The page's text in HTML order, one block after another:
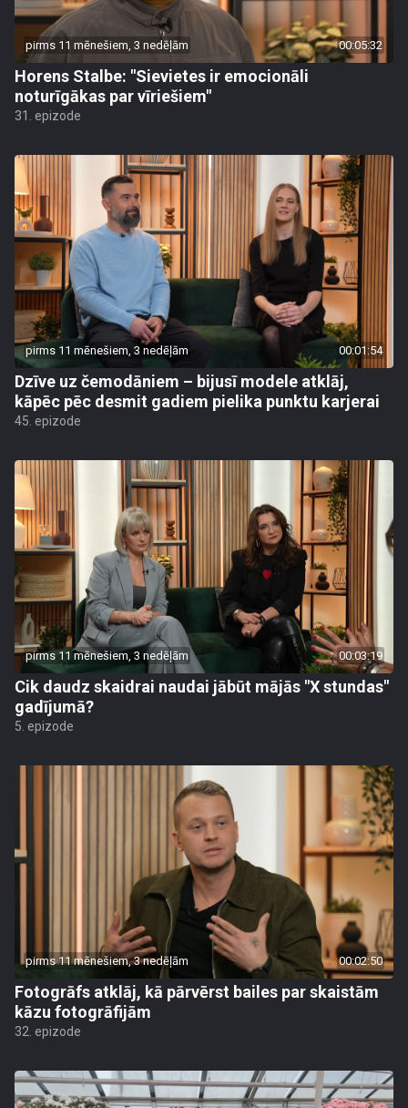
pirms 11 mēnešiem, 3 nedēļām 00:05:32
Horens Stalbe: "Sievietes ir emocionāli
noturīgākas par vīriešiem"
31. epizode
pirms 11 mēnešiem, 3 nedēļām 00:01:54
Dzīve uz čemodāniem – bijusī modele atklāj,
kāpēc pēc desmit gadiem pielika punktu karjerai
45. epizode
pirms 11 mēnešiem, 3 nedēļām 00:03:19
Cik daudz skaidrai naudai jābūt mājās "X stundas"
gadījumā?
5. epizode
pirms 11 mēnešiem, 3 nedēļām 00:02:50
Fotogrāfs atklāj, kā pārvērst bailes par skaistām
kāzu fotogrāfijām
32. epizode